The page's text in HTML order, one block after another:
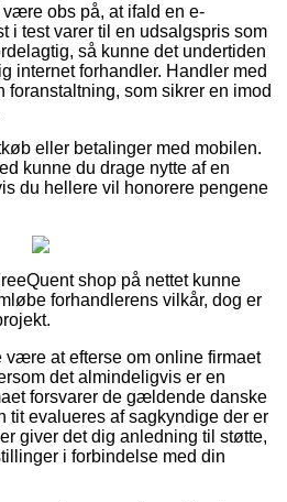
obs på, at ifald en e-
i test varer til en udsalgspris som
så kunne det undertiden
internet forhandler. Handler med
foranstaltning, som sikrer en imod
eller betalinger med mobilen.
kunne du drage nytte af en
du hellere vil honorere pengene
shop på nettet kunne
forhandlerens vilkår, dog er
være at efterse om online firmaet
det almindeligvis er en
forsvarer de gældende danske
tit evalueres af sagkyndige der er
giver det dig anledning til støtte,
i forbindelse med din